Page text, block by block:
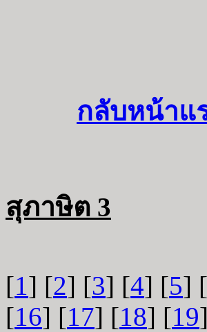
กลับหน้าแ
สุภาษิต 3
[1] [2] [3] [4] [5] [
[16] [17] [18] [19